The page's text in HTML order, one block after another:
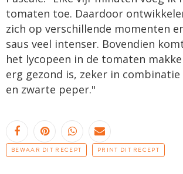
tomaten toe. Daardoor
zich op verschillende momenten
saus veel intenser. Bovendien
het lycopeen in de tomaten
erg gezond is, zeker in
en zwarte peper."
BEWAAR DIT RECEPT PRINT DIT RECEPT